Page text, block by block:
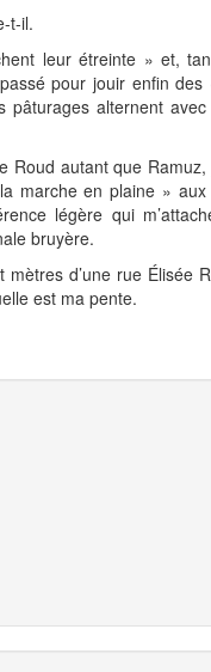
t-il.
leur étreinte » et,
pour jouir enfin
pâturages alternent
autant que Ramuz,
marche en plaine »
légère qui
bruyère.
d’une rue Élisée
est ma pente.